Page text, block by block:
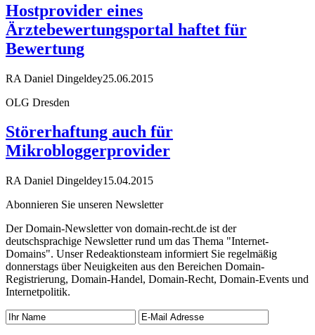
Hostprovider eines
Ärztebewertungsportal haftet für
Bewertung
RA Daniel Dingeldey25.06.2015
OLG Dresden
Störerhaftung auch für
Mikrobloggerprovider
RA Daniel Dingeldey15.04.2015
Abonnieren Sie unseren Newsletter
Der Domain-Newsletter von domain-recht.de ist der
deutschsprachige Newsletter rund um das Thema "Internet-
Domains". Unser Redeaktionsteam informiert Sie regelmäßig
donnerstags über Neuigkeiten aus den Bereichen Domain-
Registrierung, Domain-Handel, Domain-Recht, Domain-Events und
Internetpolitik.